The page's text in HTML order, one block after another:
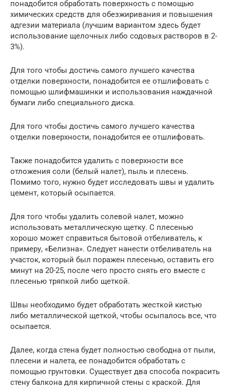
понадобится обработать поверхность с помощью
химических средств для обезжиривания и повышения
адгезии материала (лучшим вариантом здесь будет
использование щелочных либо содовых растворов в 2-
3%).
Для того чтобы достичь самого лучшего качества
отделки поверхности, понадобится ее отшлифовать с
помощью шлифмашинки и использования наждачной
бумаги либо специального диска.
Для того чтобы достичь самого лучшего качества
отделки поверхности, понадобится ее отшлифовать.
Также понадобится удалить с поверхности все
отложения соли (белый налет), пыль и плесень.
Помимо того, нужно будет исследовать швы и удалить
цемент, который осыпается.
Для того чтобы удалить солевой налет, можно
использовать металлическую щетку. С плесенью
хорошо может справиться бытовой отбеливатель, к
примеру, «Белизна». Следует нанести отбеливатель на
участок, который был поражен плесенью, оставить его
минут на 20-25, после чего просто снять его вместе с
плесенью тряпкой либо щеткой.
Швы необходимо будет обработать жесткой кистью
либо металлической щеткой, чтобы осыпалось все, что
осыпается.
Далее, когда стена будет полностью свободна от пыли,
плесени и налета, ее понадобится обработать с
помощью грунтовки. Существует два способа покрасить
стену балкона для кирпичной стены с краской. Для